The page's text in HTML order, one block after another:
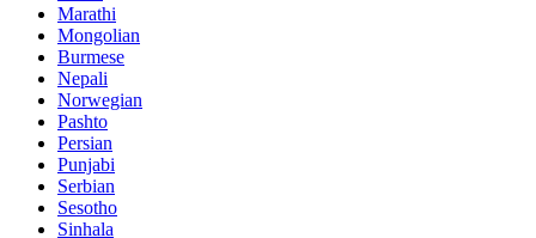
Marathi
Mongolian
Burmese
Nepali
Norwegian
Pashto
Persian
Punjabi
Serbian
Sesotho
Sinhala